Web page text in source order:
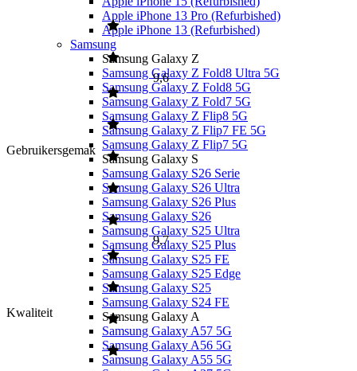
Apple iPhone 13 Pro (Refurbished)
Apple iPhone 13 (Refurbished)
Samsung
Samsung Galaxy Z
Samsung Galaxy Z Fold8 Ultra 5G
Samsung Galaxy Z Fold8 5G
Samsung Galaxy Z Fold7 5G
Samsung Galaxy Z Flip8 5G
Samsung Galaxy Z Flip7 FE 5G
Samsung Galaxy Z Flip7 5G
Samsung Galaxy S
Samsung Galaxy S26 Serie
Samsung Galaxy S26 Ultra
Samsung Galaxy S26 Plus
Samsung Galaxy S26
Samsung Galaxy S25 Ultra
Samsung Galaxy S25 Plus
Samsung Galaxy S25 FE
Samsung Galaxy S25 Edge
Samsung Galaxy S25
Samsung Galaxy S24 FE
Samsung Galaxy A
Samsung Galaxy A57 5G
Samsung Galaxy A56 5G
Samsung Galaxy A55 5G
Gebruikersgemak
9,6
Kwaliteit
9,7